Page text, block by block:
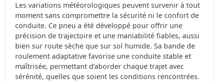
Les variations météorologiques peuvent survenir à tout
moment sans compromettre la sécurité ni le confort de
conduite. Ce pneu a été développé pour offrir une
précision de trajectoire et une maniabilité fiables, aussi
bien sur route sèche que sur sol humide. Sa bande de
roulement adaptative favorise une conduite stable et
maîtrisée, permettant d’aborder chaque trajet avec
sérénité, quelles que soient les conditions rencontrées.